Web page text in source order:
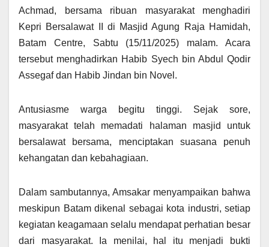
Achmad, bersama ribuan masyarakat menghadiri
Kepri Bersalawat II di Masjid Agung Raja Hamidah,
Batam Centre, Sabtu (15/11/2025) malam. Acara
tersebut menghadirkan Habib Syech bin Abdul Qodir
Assegaf dan Habib Jindan bin Novel.
Antusiasme warga begitu tinggi. Sejak sore,
masyarakat telah memadati halaman masjid untuk
bersalawat bersama, menciptakan suasana penuh
kehangatan dan kebahagiaan.
Dalam sambutannya, Amsakar menyampaikan bahwa
meskipun Batam dikenal sebagai kota industri, setiap
kegiatan keagamaan selalu mendapat perhatian besar
dari masyarakat. Ia menilai, hal itu menjadi bukti